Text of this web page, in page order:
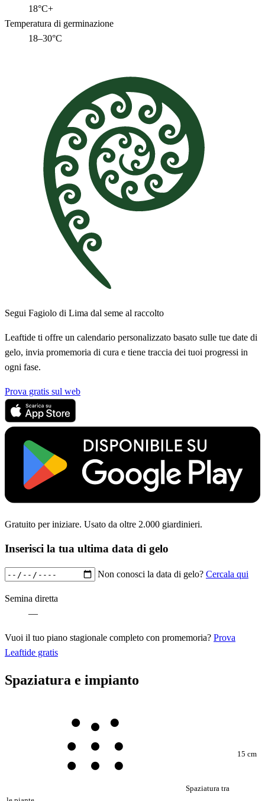
18°C+
Temperatura di germinazione
18–30°C
Segui Fagiolo di Lima dal seme al raccolto
Leaftide ti offre un calendario personalizzato basato sulle tue date di
gelo, invia promemoria di cura e tiene traccia dei tuoi progressi in
ogni fase.
Prova gratis sul web
Gratuito per iniziare. Usato da oltre 2.000 giardinieri.
Inserisci la tua ultima data di gelo
Non conosci la data di gelo? Cercala qui
Semina diretta
—
Vuoi il tuo piano stagionale completo con promemoria? Prova
Leaftide gratis
Spaziatura e impianto
Spaziatura tra
15 cm